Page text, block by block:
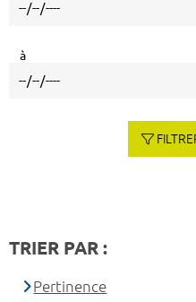
à
TRIER PAR :
Pertinence